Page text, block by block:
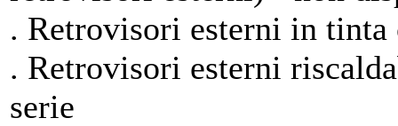
. Retrovisori esterni in tinta
. Retrovisori esterni
serie